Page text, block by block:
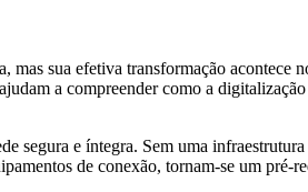
sua efetiva transformação
a compreender como a
segura e íntegra. Sem uma
de conexão, tornam-se um pré-